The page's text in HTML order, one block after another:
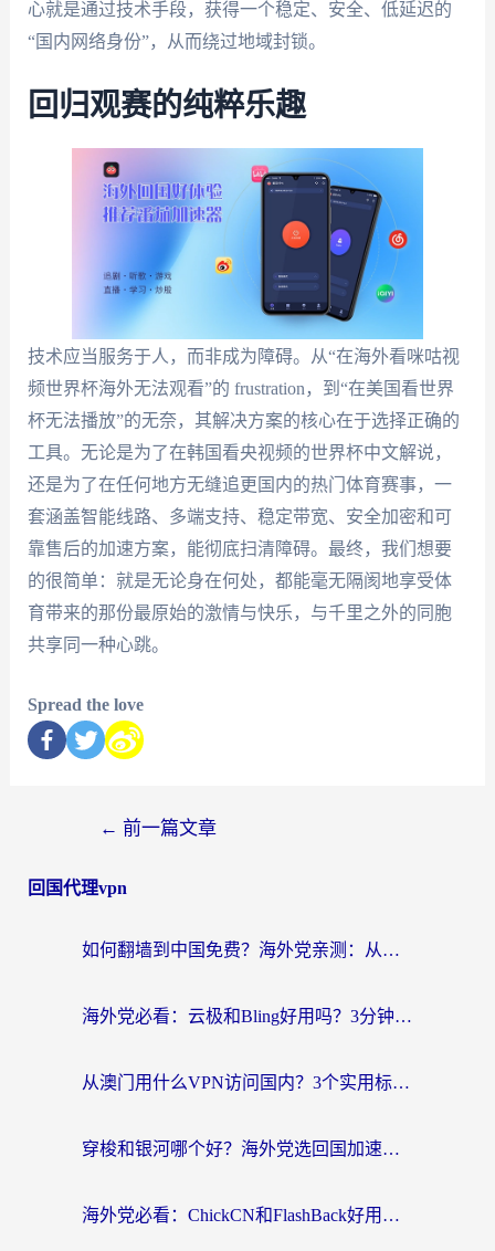
心就是通过技术手段，获得一个稳定、安全、低延迟的
“国内网络身份”，从而绕过地域封锁。
回归观赛的纯粹乐趣
技术应当服务于人，而非成为障碍。从“在海外看咪咕视
频世界杯海外无法观看”的 frustration，到“在美国看世界
杯无法播放”的无奈，其解决方案的核心在于选择正确的
工具。无论是为了在韩国看央视频的世界杯中文解说，
还是为了在任何地方无缝追更国内的热门体育赛事，一
套涵盖智能线路、多端支持、稳定带宽、安全加密和可
靠售后的加速方案，能彻底扫清障碍。最终，我们想要
的很简单：就是无论身在何处，都能毫无隔阂地享受体
育带来的那份最原始的激情与快乐，与千里之外的同胞
共享同一种心跳。
Spread the love
← 前一篇文章
回国代理vpn
如何翻墙到中国免费？海外党亲测：从踩坑到选对加速器的全攻略
海外党必看：云极和Bling好用吗？3分钟教你选对回国加速器
从澳门用什么VPN访问国内？3个实用标准帮你避开坑，无缝刷剧听歌
穿梭和银河哪个好？海外党选回国加速器的避坑指南，附番茄加速器实测体验
海外党必看：ChickCN和FlashBack好用吗？3招教你选对回国加速器（附云极、HomeCN、斧牛vs艾果对比）